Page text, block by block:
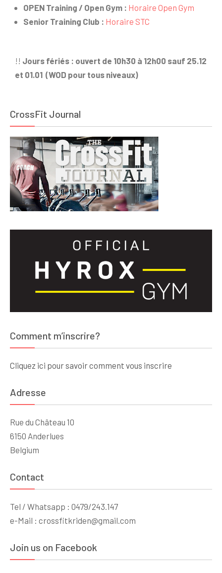
OPEN Training / Open Gym : Horaire Open Gym
Senior Training Club : Horaire STC
!! Jours fériés : ouvert de 10h30 à 12h00 sauf 25.12
et 01.01 (WOD pour tous niveaux)
CrossFit Journal
Comment m’inscrire?
Cliquez ici pour savoir comment vous inscrire
Adresse
Rue du Château 10
6150 Anderlues
Belgium
Contact
Tel / Whatsapp : 0479/243.147
e-Mail : crossfitkriden@gmail.com
Join us on Facebook